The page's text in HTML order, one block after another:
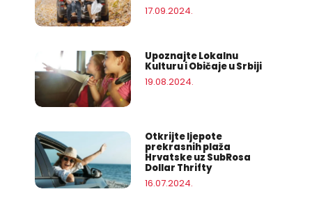
17.09.2024.
Upoznajte Lokalnu
Kulturu i Običaje u Srbiji
19.08.2024.
Otkrijte ljepote
prekrasnih plaža
Hrvatske uz SubRosa
Dollar Thrifty
16.07.2024.